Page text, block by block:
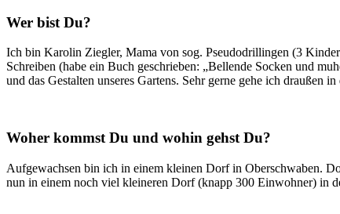
Wer bist Du?
Ich bin Karolin Ziegler, Mama von sog. Pseudodrillingen (3
Schreiben (habe ein Buch geschrieben: „Bellende Socken und
und das Gestalten unseres Gartens. Sehr gerne gehe ich draußen
Woher kommst Du und wohin gehst Du?
Aufgewachsen bin ich in einem kleinen Dorf in Oberschwaben.
nun in einem noch viel kleineren Dorf (knapp 300 Einwohner) in